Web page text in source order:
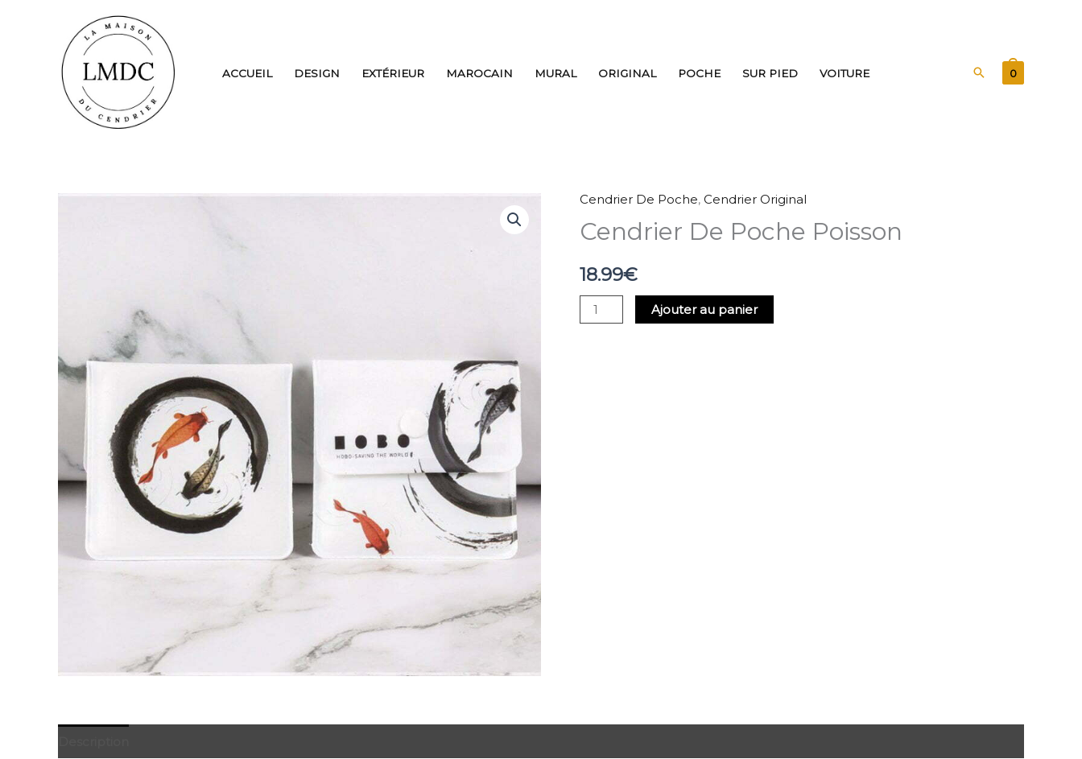
ACCUEIL DESIGN EXTÉRIEUR MAROCAIN MURAL ORIGINAL POCHE SUR PIED VOITURE Rechercher
0
Cendrier De Poche, Cendrier Original
Cendrier De Poche Poisson
18.99€
quantité
de
De
Poisson
Ajouter au panier